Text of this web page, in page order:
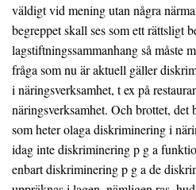
väldigt vid mening utan några
begreppet skall ses som ett rättsligt
lagstiftningssammanhang så måste
fråga som nu är aktuell gäller
i näringsverksamhet, t ex på
näringsverksamhet. Och brottet,
som heter olaga diskriminering i
idag inte diskriminering p g a
enbart diskriminering p g a de